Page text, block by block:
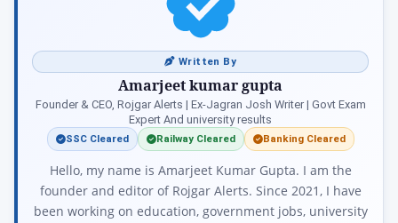
Written By
Amarjeet kumar gupta
Founder & CEO, Rojgar Alerts | Ex-Jagran Josh Writer | Govt Exam
Expert And university results
SSC Cleared Railway Cleared Banking Cleared
Hello, my name is Amarjeet Kumar Gupta. I am the
founder and editor of Rojgar Alerts. Since 2021, I have
been working on education, government jobs, university